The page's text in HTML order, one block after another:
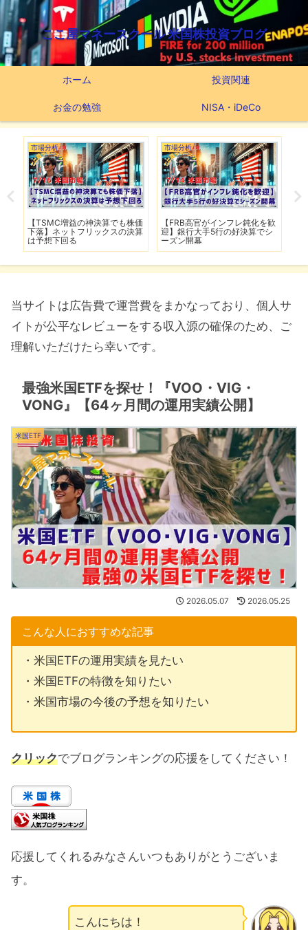
ここ屋マネースクール 米国株投資ブログ
ホーム 投資関連
お金の勉強 NISA・iDeCo
市場分析
【ホルムズ海峡が再び封鎖】
FRB高官が近く利上げの可能性
米国ETF
最強米国ETFを探せ！『VOO・
VIG・VONG』【66ヶ月間の運
用実績公開】
当サイトは広告費で運営費をまかなっており、個人サ
イトが公平なレビューをする収入源の確保のため、ご
理解いただけたら幸いです。
最強米国ETFを探せ！『VOO・VIG・
VONG』【64ヶ月間の運用実績公開】
米国ETF
2026.05.07 2026.05.25
こんな人におすすめな記事
・米国ETFの運用実績を見たい
・米国ETFの特徴を知りたい
・米国市場の今後の予想を知りたい
クリックでブログランキングの応援をしてください！
応援してくれるみなさんいつもありがとうございま
す。
こんにちは！